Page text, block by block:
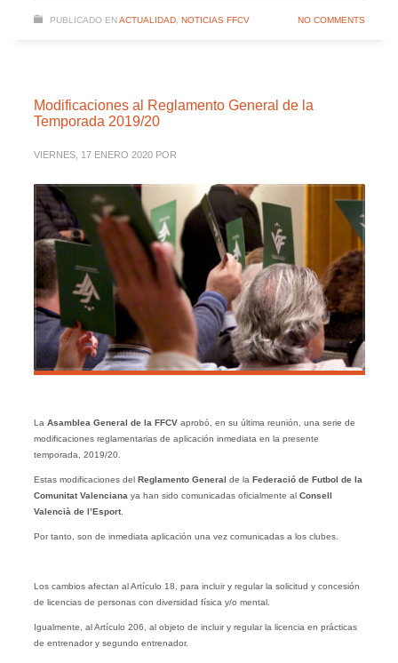
PUBLICADO EN ACTUALIDAD, NOTICIAS FFCV NO COMMENTS
Modificaciones al Reglamento General de la
Temporada 2019/20
VIERNES, 17 ENERO 2020 POR
La Asamblea General de la FFCV aprobó, en su última reunión, una serie de
modificaciones reglamentarias de aplicación inmediata en la presente
temporada, 2019/20.
Estas modificaciones delReglamento General de la Federació de Futbol de la
Comunitat Valenciana ya han sido comunicadas oficialmente al Consell
Valencià de l’Esport.
Por tanto, son de inmediata aplicación una vez comunicadas a los clubes.
Los cambios afectan al Artículo 18, para incluir y regular la solicitud y concesión
de licencias de personas con diversidad física y/o mental.
Igualmente, al Artículo 206, al objeto de incluir y regular la licencia en prácticas
de entrenador y segundo entrenador.